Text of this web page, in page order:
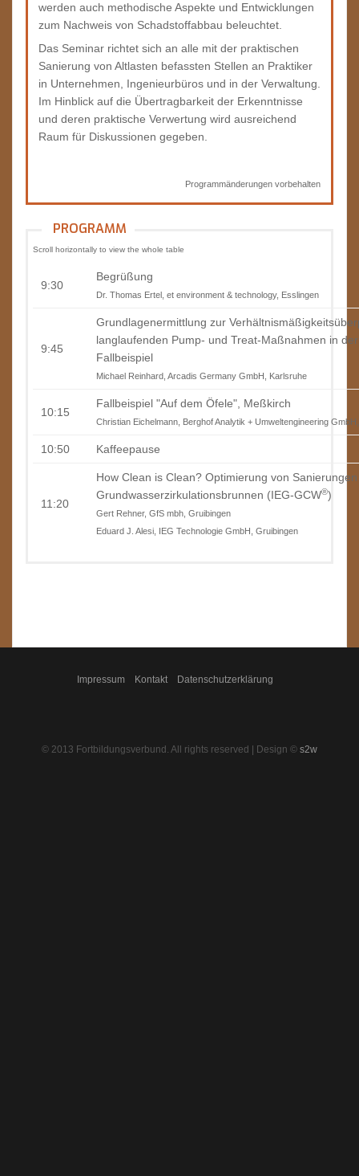
werden auch methodische Aspekte und Entwicklungen
zum Nachweis von Schadstoffabbau beleuchtet.
Das Seminar richtet sich an alle mit der praktischen
Sanierung von Altlasten befassten Stellen an Praktiker
in Unternehmen, Ingenieurbüros und in der Verwaltung.
Im Hinblick auf die Übertragbarkeit der Erkenntnisse
und deren praktische Verwertung wird ausreichend
Raum für Diskussionen gegeben.
Programmänderungen vorbehalten
PROGRAMM
9:30
Begrüßung
Dr. Thomas Ertel, et environment & technology, Esslingen
9:45
Grundlagenermittlung zur
langlaufenden Pump- und Treat-Maßnahmen in
Fallbeispiel
Michael Reinhard, Arcadis Germany GmbH, Karlsruhe
10:15
Fallbeispiel "Auf dem Öfele", Meßkirch
Christian Eichelmann, Berghof Analytik + Umweltengineering
10:50 Kaffeepause
11:20
How Clean is Clean? Optimierung von
Grundwasserzirkulationsbrunnen (IEG-GCW®)
Gert Rehner, GfS mbh, Gruibingen
Eduard J. Alesi, IEG Technologie GmbH, Gruibingen
Weniger Wasser und mehr Effizienz -
Michael Kunert, HPC AG, Rottenburg
Impressum Kontakt Datenschutzerklärung
© 2013 Fortbildungsverbund. All rights reserved | Design © s2w